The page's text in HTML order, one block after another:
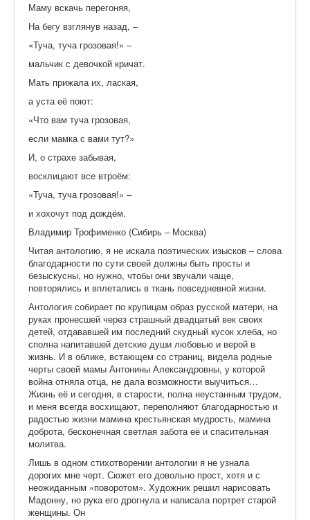
Маму вскачь перегоняя,
На бегу взглянув назад, –
«Туча, туча грозовая!» –
мальчик с девочкой кричат.
Мать прижала их, лаская,
а уста её поют:
«Что вам туча грозовая,
если мамка с вами тут?»
И, о страхе забывая,
восклицают все втроём:
«Туча, туча грозовая!» –
и хохочут под дождём.
Владимир Трофименко (Сибирь – Москва)
Читая антологию, я не искала поэтических изысков – слова
благодарности по сути своей должны быть просты и
безыскусны, но нужно, чтобы они звучали чаще,
повторялись и вплетались в ткань повседневной жизни.
Антология собирает по крупицам образ русской матери, на
руках пронесшей через страшный двадцатый век своих
детей, отдававшей им последний скудный кусок хлеба, но
сполна напитавшей детские души любовью и верой в
жизнь. И в облике, встающем со страниц, видела родные
черты своей мамы Антонины Александровны, у которой
война отняла отца, не дала возможности выучиться…
Жизнь её и сегодня, в старости, полна неустанным трудом,
и меня всегда восхищают, переполняют благодарностью и
радостью жизни мамина крестьянская мудрость, мамина
доброта, бесконечная светлая забота её и спасительная
молитва.
Лишь в одном стихотворении антологии я не узнала
дорогих мне черт. Сюжет его довольно прост, хотя и с
неожиданным «поворотом». Художник решил нарисовать
Мадонну, но рука его дрогнула и написала портрет старой
женщины. Он